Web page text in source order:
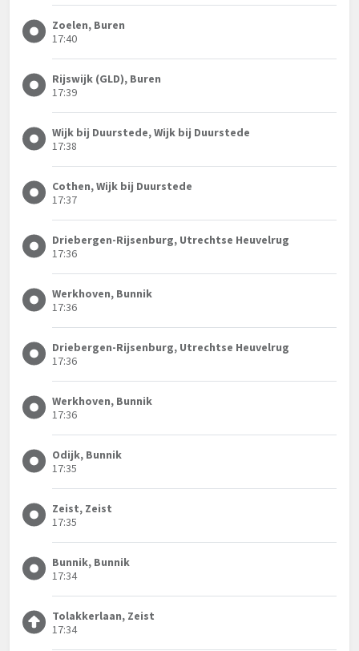
Zoelen, Buren
17:40
Rijswijk (GLD), Buren
17:39
Wijk bij Duurstede, Wijk bij Duurstede
17:38
Cothen, Wijk bij Duurstede
17:37
Driebergen-Rijsenburg, Utrechtse Heuvelrug
17:36
Werkhoven, Bunnik
17:36
Driebergen-Rijsenburg, Utrechtse Heuvelrug
17:36
Werkhoven, Bunnik
17:36
Odijk, Bunnik
17:35
Zeist, Zeist
17:35
Bunnik, Bunnik
17:34
Tolakkerlaan, Zeist
17:34